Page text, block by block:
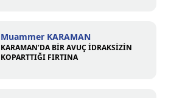
Muammer KARAMAN
KARAMAN’DA BİR AVUÇ İDRAKSİZİN
KOPARTTIĞI FIRTINA